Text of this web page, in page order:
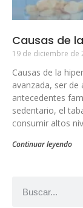
Causas de
19 de diciembre de
Causas de la
avanzada, ser de
antecedentes
sedentario, el
consumir altos
Continuar leyendo